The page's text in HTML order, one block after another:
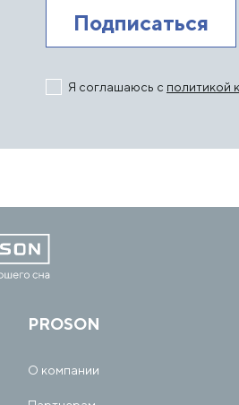
Я соглашаюсь с политикой
PROSON
О компании